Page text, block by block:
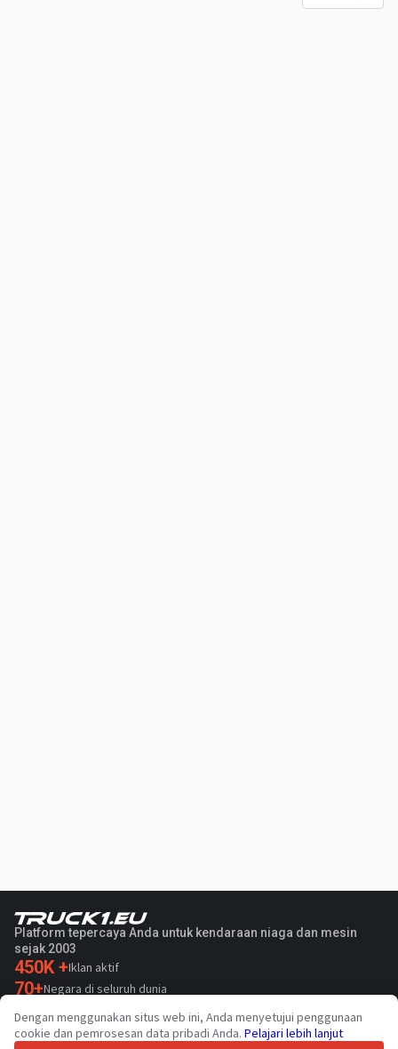
Platform tepercaya Anda untuk kendaraan niaga dan mesin
sejak 2003
450K +Iklan aktif
70+Negara di seluruh dunia
36 Bahasa yang didukung
4.7/5
Dengan menggunakan situs web ini, Anda menyetujui penggunaan
cookie dan pemrosesan data pribadi Anda. Pelajari lebih lanjut